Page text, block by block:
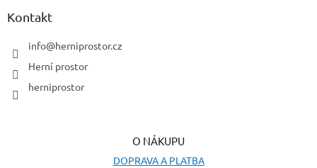
Kontakt
info@herniprostor.cz
Herní prostor
herniprostor
O NÁKUPU
DOPRAVA A PLATBA